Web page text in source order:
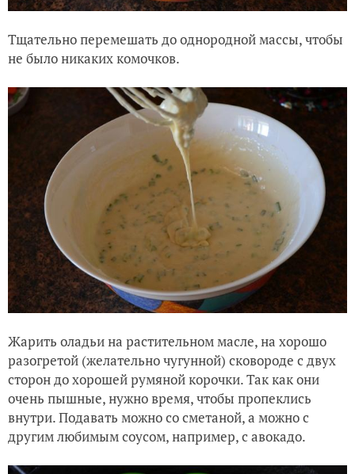
Тщательно перемешать до однородной массы, чтобы
не было никаких комочков.
Жарить оладьи на растительном масле, на хорошо
разогретой (желательно чугунной) сковороде с двух
сторон до хорошей румяной корочки. Так как они
очень пышные, нужно время, чтобы пропеклись
внутри. Подавать можно со сметаной, а можно с
другим любимым соусом, например, с авокадо.